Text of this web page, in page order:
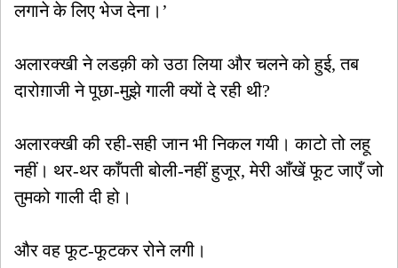
लगाने के लिए भेज देना।’
अलारक्खी ने लडक़ी को उठा लिया और चलने को हुई, तब
दारोग़ाजी ने पूछा-मुझे गाली क्यों दे रही थी?
अलारक्खी की रही-सही जान भी निकल गयी। काटो तो लहू
नहीं। थर-थर काँपती बोली-नहीं हुजूर, मेरी आँखें फूट जाएँ जो
तुमको गाली दी हो।
और वह फूट-फूटकर रोने लगी।